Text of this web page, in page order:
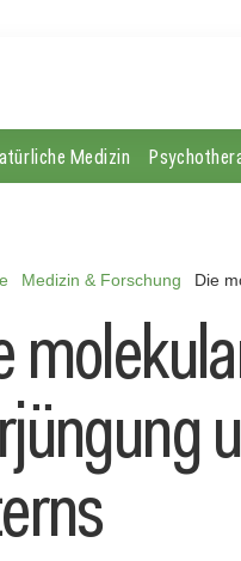
Medizin
Medizin & Forschung Die